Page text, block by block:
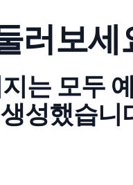
러보세
는 모두
성했습니